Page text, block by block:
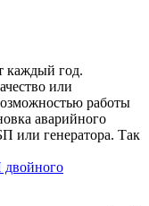
каждый год.
или
работы
аварийного
или генератора. Так
двойного